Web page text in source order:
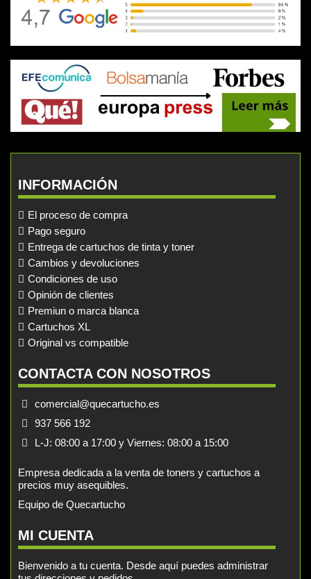
INFORMACIÓN
El proceso de compra
Pago seguro
Entrega de cartuchos de tinta y toner
Cambios y devoluciones
Condiciones de uso
Opinión de clientes
Premiun o marca blanca
Cartuchos XL
Original vs compatible
CONTACTA CON NOSOTROS
comercial@quecartucho.es
937 566 192
L-J: 08:00 a 17:00 y Viernes: 08:00 a 15:00
Empresa dedicada a la venta de toners y cartuchos a
precios muy asequibles.
Equipo de Quecartucho
MI CUENTA
Bienvenido a tu cuenta. Desde aquí puedes administrar